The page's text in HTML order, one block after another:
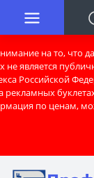
на то, что
не является
Российской
рекламных
по ценам,